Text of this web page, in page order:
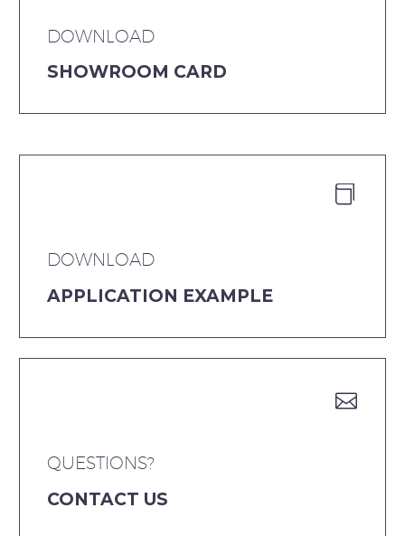
DOWNLOAD
SHOWROOM CARD


DOWNLOAD
APPLICATION EXAMPLE


QUESTIONS?
CONTACT US